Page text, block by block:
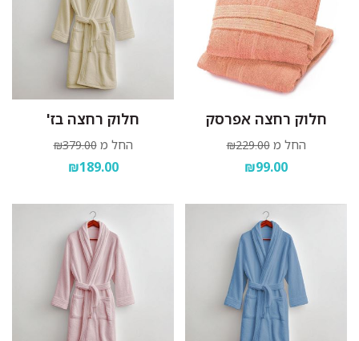
חלוק רחצה אפרסק
החל מ ₪229.00
₪99.00
חלוק רחצה בז'
החל מ ₪379.00
₪189.00